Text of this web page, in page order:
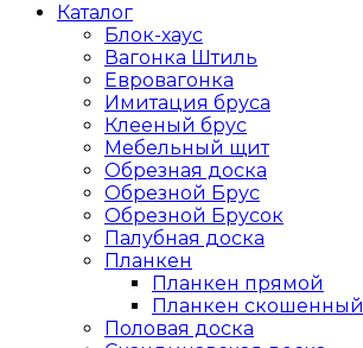
Каталог
Блок-хаус
Вагонка Штиль
Евровагонка
Имитация бруса
Клееный брус
Мебельный щит
Обрезная доска
Обрезной Брус
Обрезной Брусок
Палубная доска
Планкен
Планкен прямой
Планкен скошенный
Половая доска